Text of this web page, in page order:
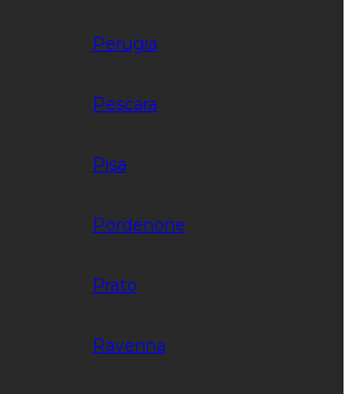
Perugia
Pescara
Pisa
Pordenone
Prato
Ravenna